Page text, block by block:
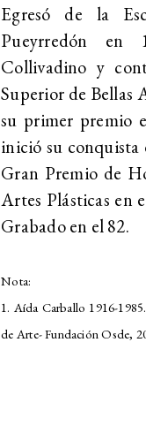
Egresó de la
Pueyrredón
Collivadino y
Superior de Bellas
su primer premio
inició su conquista
Gran Premio de
Artes Plásticas en
Grabado en el 82.
Nota:
1. Aída Carballo 1916-
de Arte- Fundación Osde,